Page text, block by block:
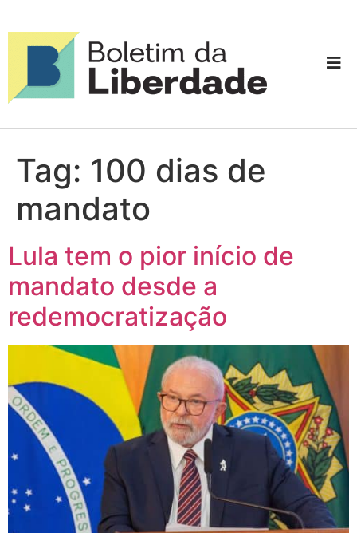
Tag: 100 dias de
mandato
Lula tem o pior início de
mandato desde a
redemocratização